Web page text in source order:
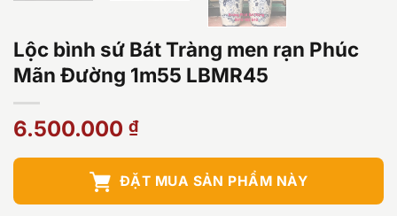
Lộc bình sứ Bát Tràng men rạn Phúc
Mãn Đường 1m55 LBMR45
6.500.000 ₫
ĐẶT MUA SẢN PHẨM NÀY